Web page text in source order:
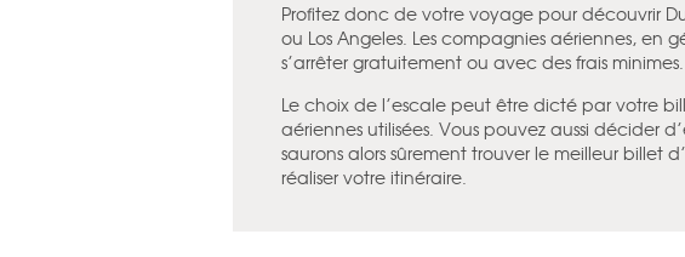
Profitez donc de votre voyage pour découvrir
ou Los Angeles. Les compagnies aériennes, en
s’arrêter gratuitement ou avec des frais minimes.
Le choix de l’escale peut être dicté par votre
aériennes utilisées. Vous pouvez aussi décider
saurons alors sûrement trouver le meilleur billet
réaliser votre itinéraire.